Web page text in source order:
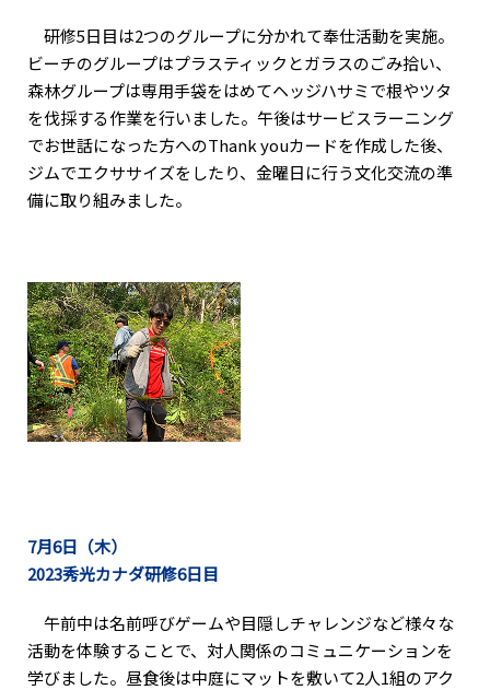
研修5日目は2つのグループに分かれて奉仕活動を実施。
ビーチのグループはプラスティックとガラスのごみ拾い、
森林グループは専用手袋をはめてヘッジハサミで根やツタ
を伐採する作業を行いました。午後はサービスラーニング
でお世話になった方へのThank youカードを作成した後、
ジムでエクササイズをしたり、金曜日に行う文化交流の準
備に取り組みました。
7月6日（木）
2023秀光カナダ研修6日目
午前中は名前呼びゲームや目隠しチャレンジなど様々な
活動を体験することで、対人関係のコミュニケーションを
学びました。昼食後は中庭にマットを敷いて2人1組のアク